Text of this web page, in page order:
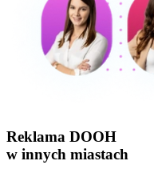
Reklama DOOH
w innych miastach